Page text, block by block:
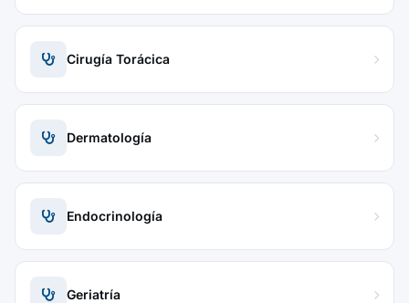
Cirugía Torácica
Dermatología
Endocrinología
Geriatría